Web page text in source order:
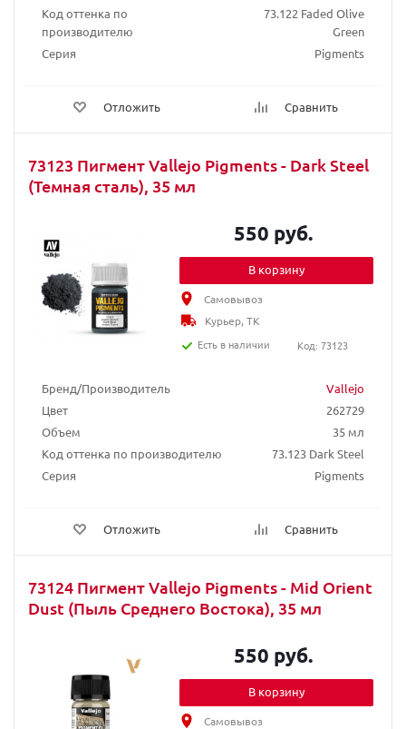
Код оттенка по
производителю
73.122 Faded Olive
Green
Серия
Pigments
Отложить Сравнить
73123 Пигмент Vallejo Pigments - Dark Steel
(Темная сталь), 35 мл
Бренд/Производитель
Vallejo
Цвет
262729
Объем
35 мл
Код оттенка по производителю
73.123 Dark Steel
Серия
Pigments
Отложить Сравнить
550 руб.
В корзину
Самовывоз
Курьер, ТК
Есть в наличии
Код: 73123
73124 Пигмент Vallejo Pigments - Mid Orient
Dust (Пыль Среднего Востока), 35 мл
550 руб.
В корзину
Самовывоз